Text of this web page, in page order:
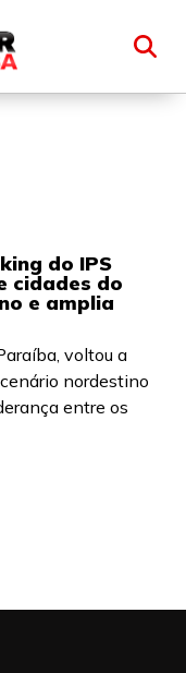
do IPS
cidades do
e amplia
voltou a
nordestino
entre os